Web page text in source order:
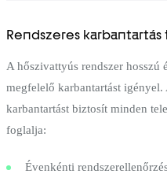
Rendszeres karbantartás
A hőszivattyús rendszer hosszú
megfelelő karbantartást
karbantartást biztosít minden
foglalja:
Évenkénti